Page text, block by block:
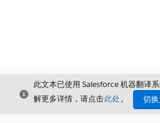
关闭
此文本已使用 Salesforce 机器翻译
解更多详情，请点击此处。 切